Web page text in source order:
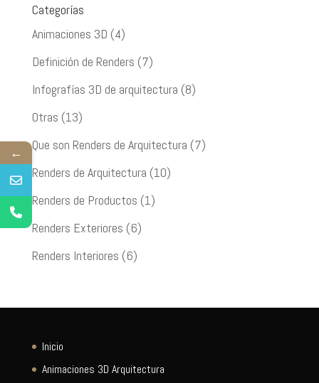
Categorías
Animaciones 3D (4)
Definición de Renders (7)
Infografías 3D de arquitectura (8)
Otras (13)
Que son Renders de Arquitectura (7)
Renders de Arquitectura (10)
Renders de Productos (1)
Renders Exteriores (6)
Renders Interiores (6)
Inicio
Animaciones 3D Arquitectura
←